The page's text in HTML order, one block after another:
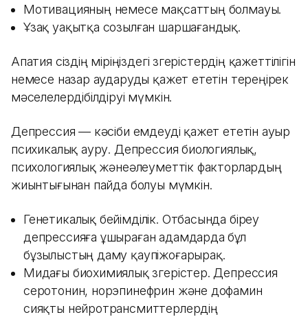
Мотивацияның немесе мақсаттың болмауы.
Ұзақ уақытқа созылған шаршағандық.
Апатия сіздің өміріңіздегі өзгерістердің қажеттілігін
немесе назар аударуды қажет ететін тереңірек
мәселелердібілдіруі мүмкін.
Депрессия — кәсіби емдеуді қажет ететін ауыр
психикалық ауру. Депрессия биологиялық,
психологиялық жәнеәлеуметтік факторлардың
жиынтығынан пайда болуы мүмкін.
Генетикалық бейімділік. Отбасында біреу
депрессияға ұшыраған адамдарда бұл
бұзылыстың даму қаупіжоғарырақ.
Мидағы биохимиялық өзгерістер. Депрессия
серотонин, норэпинефрин және дофамин
сияқты нейротрансмиттерлердің